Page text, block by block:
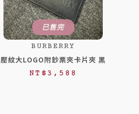
已售完
BURBERRY
壓紋大LOGO附鈔票夾卡片夾 黑
NT$ 3,588